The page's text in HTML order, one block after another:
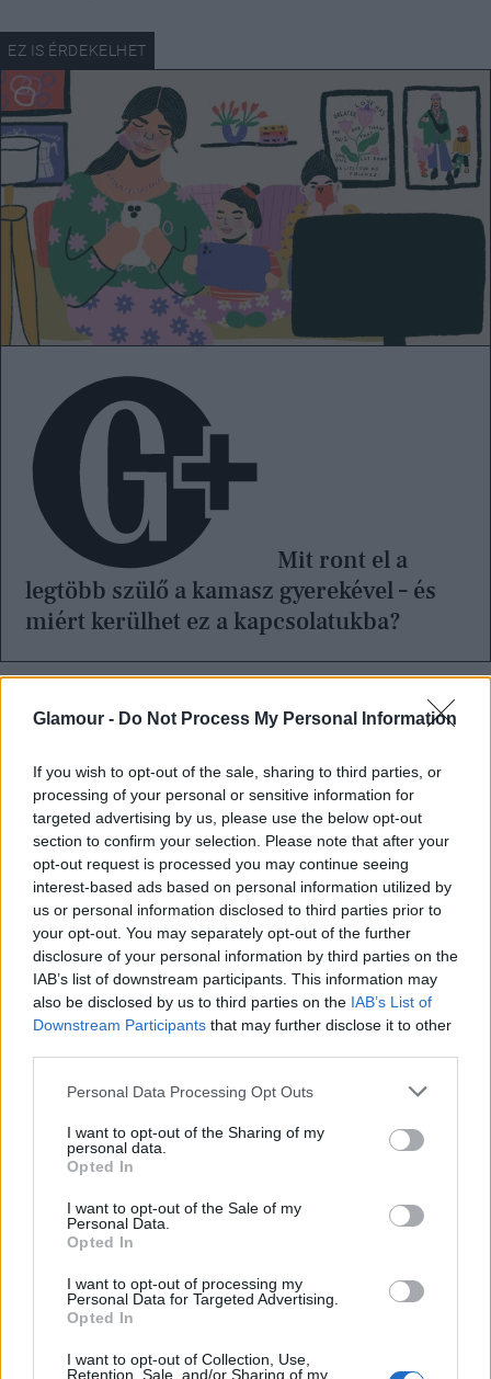
Glamour - Do Not Process My Personal Information
If you wish to opt-out of the sale, sharing to third parties, or
processing of your personal or sensitive information for
targeted advertising by us, please use the below opt-out
section to confirm your selection. Please note that after your
opt-out request is processed you may continue seeing
interest-based ads based on personal information utilized by
us or personal information disclosed to third parties prior to
your opt-out. You may separately opt-out of the further
disclosure of your personal information by third parties on the
IAB’s list of downstream participants. This information may
also be disclosed by us to third parties on the IAB’s List of
Downstream Participants that may further disclose it to other
Please note that this website/app uses one or more Google
not limited to your visit or usage behaviour. You may click to
grant or deny consent to Google and its third-party tags to
use your data for below specified purposes in below Google
consent section.
Personal Data Processing Opt Outs
I want to opt-out of the Sharing of my
personal data.
Opted In
I want to opt-out of the Sale of my
Personal Data.
Opted In
I want to opt-out of processing my
Personal Data for Targeted Advertising.
Opted In
I want to opt-out of Collection, Use,
Retention, Sale, and/or Sharing of my
legtöbb szülő a kamasz gyerekével – és
miért kerülhet ez a kapcsolatukba?
Ha valaki elmulasztja a nyilatkozatot, akkor sem
veszíti el a jogosultságot, de a kedvezményt csak a
jövő májusi adóbevalláskor tudja érvényesíteni,
egy összegben.Ez azt jelenti, hogy a novemberi
fizetésnél még nem lesz magasabb a nettó, hanem
csak hónapokkal később, egyben érkezik vissza a
pénz.
Mit jelent ez a pénztárcában?
Vegyünk egy konkrét példát! Ha egy édesanya
minden hónapban levontak 75 ezer forint SZJA-
t és 92 500 forint TB-járulékot. Így a nettó bére
332 500 forint volt.
ezer forintos SZJA teljesen eltűnik, így a nettója
407 500 forintra nő.
ezer forint pluszt jelent, ami éves szinten közel
900 ezer forintot. Akárhonnan nézzük, ez nem
kis összeg!